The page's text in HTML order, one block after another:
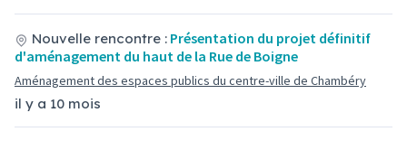
il y a 10 mois
Nouvelle rencontre : Présentation du projet définitif
d'aménagement du haut de la Rue de Boigne
Aménagement des espaces publics du centre-ville de Chambéry